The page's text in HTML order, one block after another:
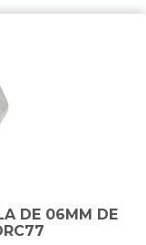
DE 06MM DE